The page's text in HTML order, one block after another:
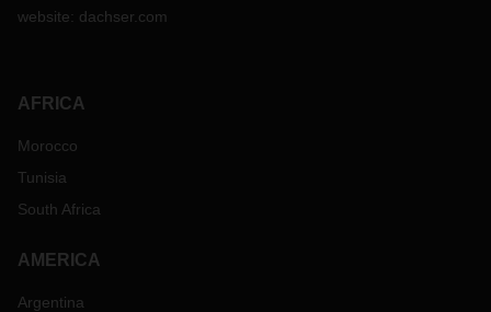
website: dachser.com
AFRICA
Morocco
Tunisia
South Africa
AMERICA
Argentina